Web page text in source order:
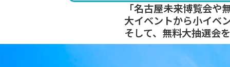
「名古屋未来博覧会や
大イベントから小イベ
そして、無料大抽選会